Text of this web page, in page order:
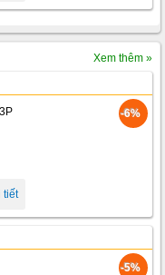
Xem thêm »
-6%
tiết
-5%